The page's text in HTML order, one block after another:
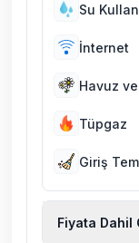
Su
İnternet
Havuz ve
Tüpgaz
Giriş
Fiyata Dahil